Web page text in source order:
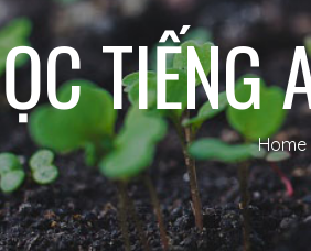
TIẾNG
Home